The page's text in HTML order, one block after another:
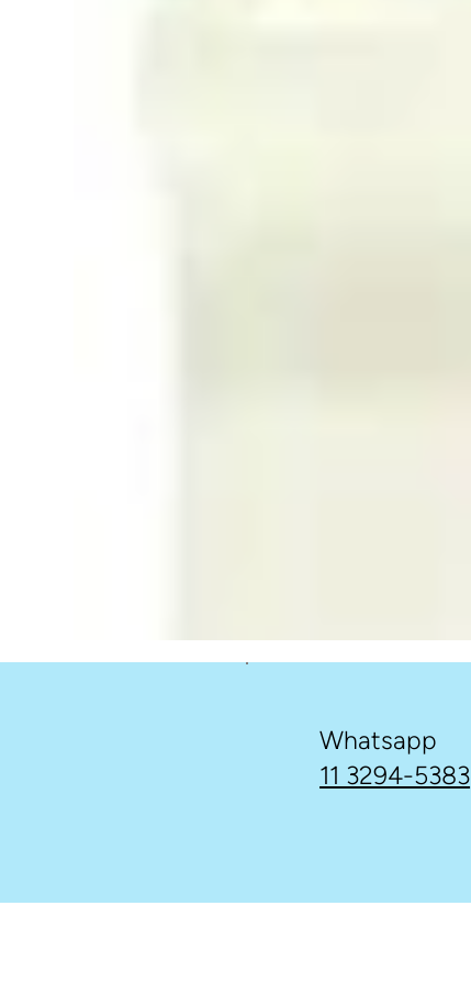
Whatsapp
11 3294-5383